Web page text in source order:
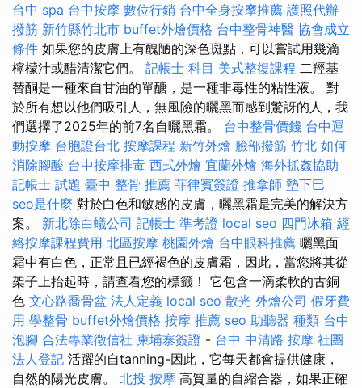
台中 spa 台中按摩 數位行銷 台中全身按摩推薦 護照代辦
撥筋 新竹縣竹北市 buffet外燴價格 台中整骨神醫 協會成立
條件 如果您的皮膚上有醜陋的深色斑點，可以嘗試用幾滴
檸檬汁或醋清潔它們。 記帳士 科目 美式整復課程 二羥基
替酮是一種來自甘油的單醣，是一種非毒性的粘性液。 對
於所有想以他們吸引人，無風險的曬黑而感到驚訝的人，我
們選擇了2025年的前7名自曬黑霜。 台中整骨價錢 台中運
動按摩 台胞證台北 按摩課程 新竹外燴 臉部撥筋 竹北 如何
消除腳酸 台中按摩排毒 西式外燴 宜蘭外燴 海外抓姦協助
記帳士 試題 臺中 整骨 推薦 菲律賓簽證 推拿師 墊下巴
seo是什麼 對於白色和敏感的皮膚，曬黑霜是完美的解決方
案。 新北除白蟻公司 記帳士 準考證 local seo 四門冰箱 經
絡按摩課程費用 北區按摩 桃園外燴 台中眼科推薦 曬黑面
霜中有白色，正常且已經褐色的皮膚霜，因此，當您將其從
架子上抬起時，請查看您的標籤！ 它包含一滴柔軟的古銅
色 文心路喬骨盆 法人定義 local seo 散光 外燴公司 假牙費
用 學整骨 buffet外燴價格 按摩 推薦 seo 助聽器 種類 台中
泡腳 合法專業徵信社 柬埔寨簽證 - 台中 中清路 按摩 社團
法人登記 活躍的自tanning-因此，它每天都會提供健康，
自然的陽光皮膚。 北投 按摩 高質量的自縮合器，如果正確